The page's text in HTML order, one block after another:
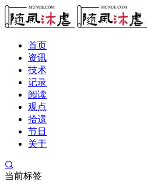
首页
资讯
技术
记录
阅读
观点
拾遗
节日
关于
当前标签